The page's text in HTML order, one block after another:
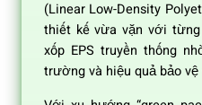
(Linear Low-Density
thiết kế vừa vặn với
xốp EPS truyền thống
trường và hiệu quả bảo